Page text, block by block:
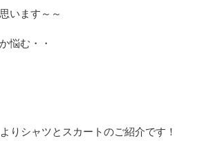
います～～
悩む・・
りシャツとスカートのご紹介です！